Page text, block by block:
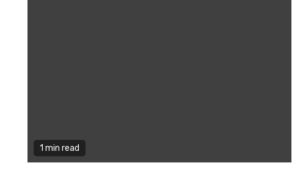
1 min read